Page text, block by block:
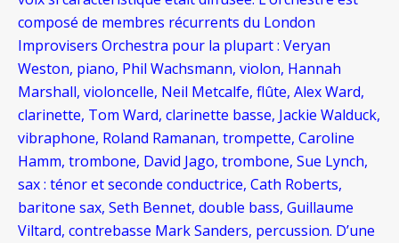
composé de membres récurrents du London
Improvisers Orchestra pour la plupart : Veryan
Weston, piano, Phil Wachsmann, violon, Hannah
Marshall, violoncelle, Neil Metcalfe, flûte, Alex Ward,
clarinette, Tom Ward, clarinette basse, Jackie Walduck,
vibraphone, Roland Ramanan, trompette, Caroline
Hamm, trombone, David Jago, trombone, Sue Lynch,
sax : ténor et seconde conductrice, Cath Roberts,
baritone sax, Seth Bennet, double bass, Guillaume
Viltard, contrebasse Mark Sanders, percussion. D’une